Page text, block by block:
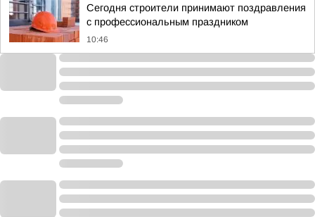
Сегодня строители принимают поздравления
с профессиональным праздником
10:46